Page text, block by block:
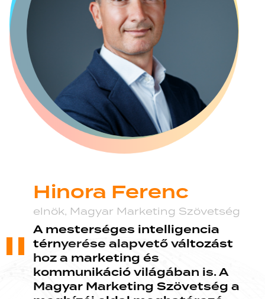
Hinora Ferenc
elnök, Magyar Marketing Szövetség
A mesterséges intelligencia
térnyerése alapvető változást
hoz a marketing és
kommunikáció világában is. A
Magyar Marketing Szövetség a